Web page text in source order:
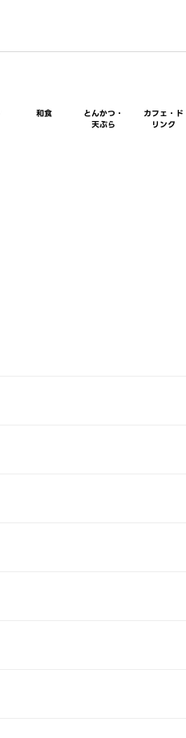
和食
とんかつ・
天ぷら
カフェ・ド
リンク